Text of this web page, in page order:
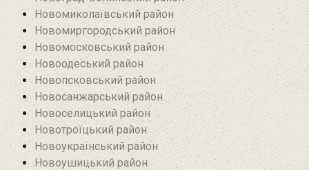
Новомиколаївський район‎
Новомиргородський район
Новомосковський район
Новоодеський район‎
Новопсковський район‎
Новосанжарський район
Новоселицький район
Новотроїцький район
Новоукраїнський район
Новоушицький район